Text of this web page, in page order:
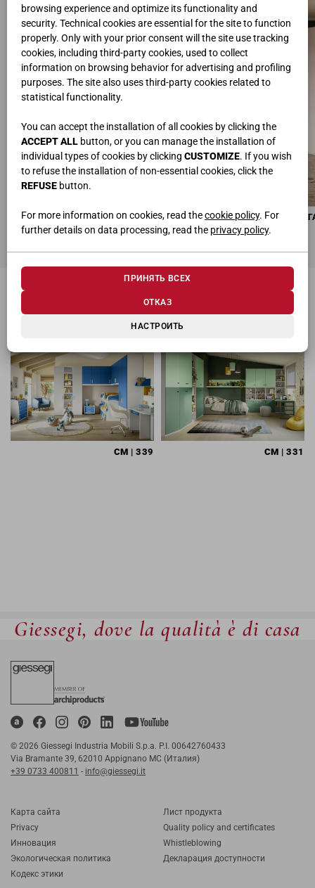
browsing experience and optimize its functionality and
security. Technical cookies are essential for the site to function
properly. Only with your prior consent will the site use tracking
cookies, including third-party cookies, used to collect
information on browsing behavior for advertising and profiling
purposes. The site also uses third-party cookies related to
statistical functionality.
You can accept the installation of all cookies by clicking the
ACCEPT ALL button, or you can manage the installation of
individual types of cookies by clicking CUSTOMIZE. If you wish
to refuse the installation of non-essential cookies, click the
REFUSE button.
For more information on cookies, read thecookie policy. For
further details on data processing, read the privacy policy.
НАСТРОИТЬ
ОТКАЗ
ПРИНЯТЬ ВСЕХ
ДИВАН-КРОВАТЬ
L.199,3 • H.60 • P.92
РАСПАШНОЙ ШКАФ С УГЛОВОЙ
L.382,2x100,3 • H.259,2 • P.58
МОЖЕТ ЗАИНТЕРЕСОВАТЬ
CM | 339 CM | 331
Giessegi, dove la qualità è di casa
© 2026 Giessegi Industria Mobili S.p.a. P.I. 00642760433
Via Bramante 39, 62010 Appignano MC (Италия)
+39 0733 400811 - info@giessegi.it
Карта cайта
Privacy
Инновация
Экологическая политика
Кодекс этики
Лист продукта
Quality policy and certificates
Whistleblowing
Декларация доступности